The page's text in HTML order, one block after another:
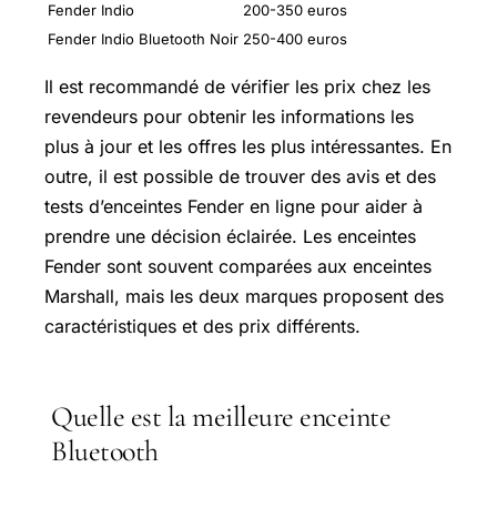
Fender Indio
200-350 euros
Fender Indio Bluetooth Noir 250-400 euros
Il est recommandé de vérifier les prix chez les
revendeurs pour obtenir les informations les
plus à jour et les offres les plus intéressantes. En
outre, il est possible de trouver des avis et des
tests d’enceintes Fender en ligne pour aider à
prendre une décision éclairée. Les enceintes
Fender sont souvent comparées aux enceintes
Marshall, mais les deux marques proposent des
caractéristiques et des prix différents.
Quelle est la meilleure enceinte
Bluetooth